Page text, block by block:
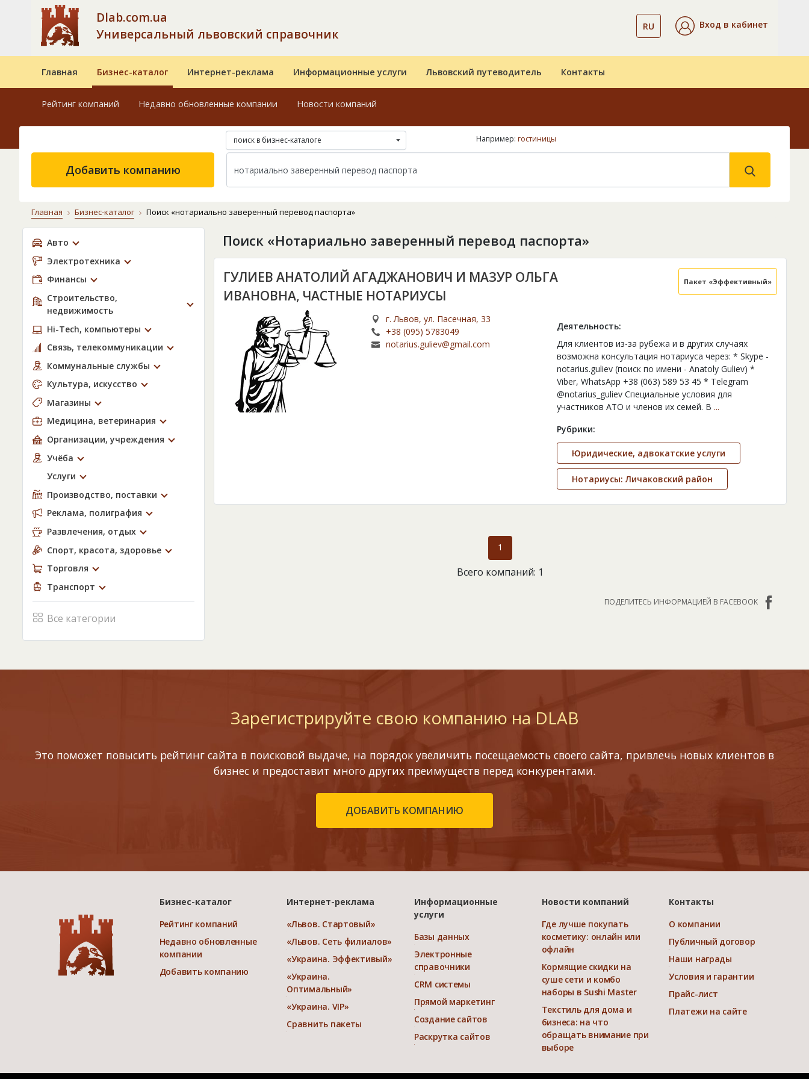
Dlab.com.ua
Универсальный львовский справочник
RU Вход в кабинет
Главная Бизнес-каталог Интернет-реклама Информационные услуги Львовский путеводитель Контакты
Рейтинг компаний Недавно обновленные компании Новости компаний
поиск в бизнес-каталоге Например: гостиницы
Добавить компанию
Главная Бизнес-каталог Поиск «нотариально заверенный перевод паспорта»
Авто
Электротехника
Финансы
Строительство,
недвижимость
Hi-Tech, компьютеры
Связь, телекоммуникации
Коммунальные службы
Культура, искусство
Магазины
Медицина, ветеринария
Организации, учреждения
Учёба
Услуги
Производство, поставки
Реклама, полиграфия
Развлечения, отдых
Спорт, красота, здоровье
Торговля
Транспорт
Все категории
Поиск «Нотариально заверенный перевод паспорта»
ГУЛИЕВ АНАТОЛИЙ АГАДЖАНОВИЧ И МАЗУР ОЛЬГА
ИВАНОВНА, ЧАСТНЫЕ НОТАРИУСЫ
Пакет «Эффективный»
г. Львов, ул. Пасечная, 33
+38 (095) 5783049
notarius.guliev@gmail.com
Деятельность:
Для клиентов из-за рубежа и в других случаях
возможна консультация нотариуса через: * Skype -
notarius.guliev (поиск по имени - Anatoly Guliev) *
Viber, WhatsApp +38 (063) 589 53 45 * Telegram
@notarius_guliev Специальные условия для
участников АТО и членов их семей. В ...
Рубрики:
Юридические, адвокатские услуги
Нотариусы: Личаковский район
1
Всего компаний: 1
ПОДЕЛИТЕСЬ ИНФОРМАЦИЕЙ В FACEBOOK
Зарегистрируйте свою компанию на DLAB
Это поможет повысить рейтинг сайта в поисковой выдаче, на порядок увеличить посещаемость своего сайта, привлечь новых клиентов в
бизнес и предоставит много других преимуществ перед конкурентами.
ДОБАВИТЬ КОМПАНИЮ
Бизнес-каталог
Рейтинг компаний
Недавно обновленные
компании
Добавить компанию
Интернет-реклама
«Львов. Стартовый»
«Львов. Сеть филиалов»
«Украина. Эффективый»
«Украина.
Оптимальный»
«Украина. VIP»
Сравнить пакеты
Информационные
услуги
Базы данных
Электронные
справочники
CRM системы
Прямой маркетинг
Создание сайтов
Раскрутка сайтов
Новости компаний
Где лучше покупать
косметику: онлайн или
офлайн
Кормящие скидки на
суше сети и комбо
наборы в Sushi Master
Текстиль для дома и
бизнеса: на что
обращать внимание при
выборе
Контакты
О компании
Публичный договор
Наши награды
Условия и гарантии
Прайс-лист
Платежи на сайте